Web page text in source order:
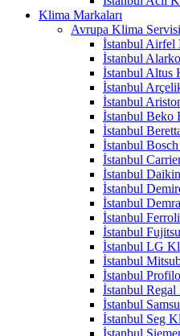
Klima Markaları
Avrupa Klima Servisi
İstanbul Airfel
İstanbul
İstanbul Altus
İstanbul
İstanbul
İstanbul Beko
İstanbul
İstanbul
İstanbul
İstanbul
İstanbul
İstanbul
İstanbul
İstanbul
İstanbul LG
İstanbul
İstanbul
İstanbul
İstanbul
İstanbul Seg
İstanbul